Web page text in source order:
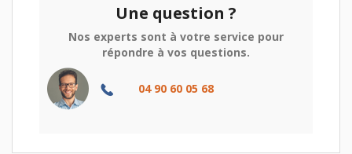
Une question ?
Nos experts sont à votre service pour
répondre à vos questions.
04 90 60 05 68